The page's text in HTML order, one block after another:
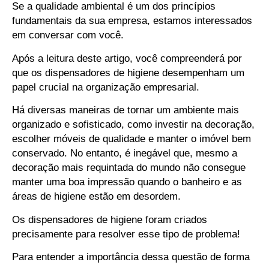
Se a qualidade ambiental é um dos princípios
fundamentais da sua empresa, estamos interessados
em conversar com você.
Após a leitura deste artigo, você compreenderá por
que os dispensadores de higiene desempenham um
papel crucial na organização empresarial.
Há diversas maneiras de tornar um ambiente mais
organizado e sofisticado, como investir na decoração,
escolher móveis de qualidade e manter o imóvel bem
conservado. No entanto, é inegável que, mesmo a
decoração mais requintada do mundo não consegue
manter uma boa impressão quando o banheiro e as
áreas de higiene estão em desordem.
Os dispensadores de higiene foram criados
precisamente para resolver esse tipo de problema!
Para entender a importância dessa questão de forma